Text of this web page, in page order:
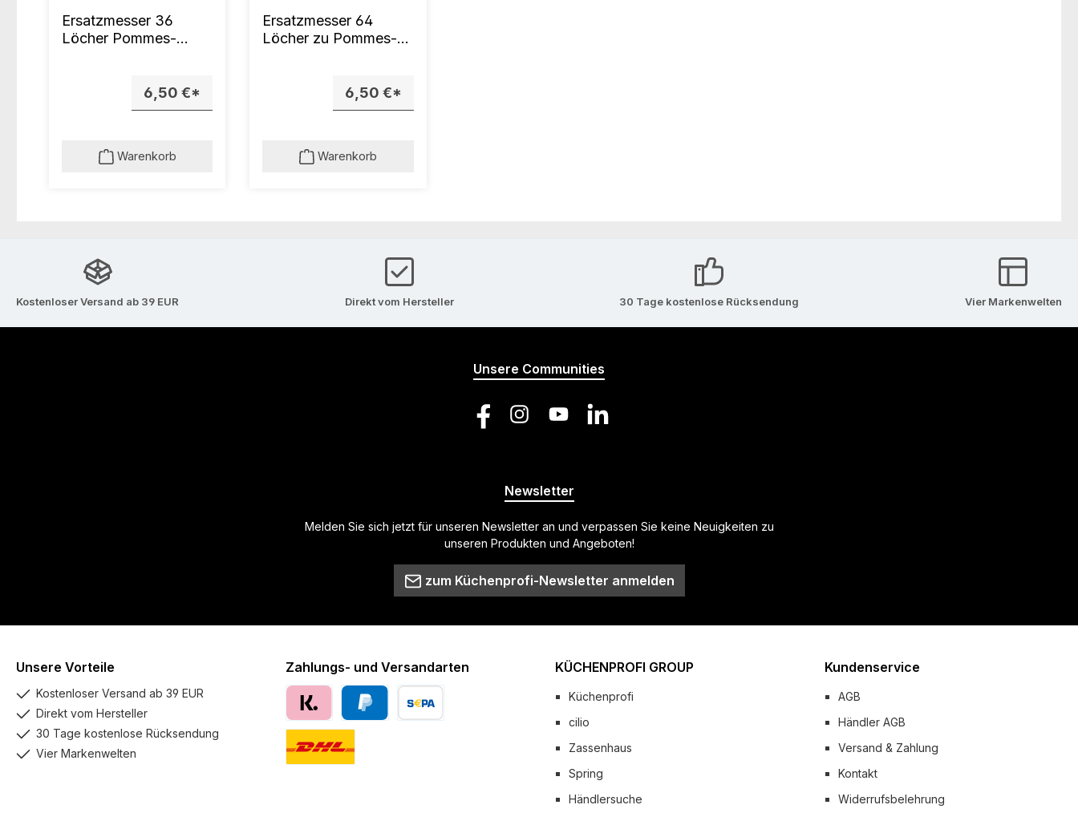
Ersatzmesser 36
Löcher Pommes-
6,50 €*
Warenkorb
Ersatzmesser 64
Löcher zu Pommes-
6,50 €*
Warenkorb
Kostenloser Versand ab 39 EUR Direkt vom Hersteller 30 Tage kostenlose Rücksendung Vier Markenwelten
Unsere Communities
FacebookInstagramYouTube LinkedIn
Newsletter
Melden Sie sich jetzt für unseren Newsletter an und verpassen Sie keine Neuigkeiten zu
unseren Produkten und Angeboten!
zum Küchenprofi-Newsletter anmelden
Unsere Vorteile
Kostenloser Versand ab 39 EUR
Direkt vom Hersteller
30 Tage kostenlose Rücksendung
Vier Markenwelten
Zahlungs- und Versandarten
PayPal
Klarna
KÜCHENPROFI GROUP
Küchenprofi
cilio
Zassenhaus
Spring
Händlersuche
Kundenservice
AGB
Händler AGB
Versand & Zahlung
Kontakt
Widerrufsbelehrung